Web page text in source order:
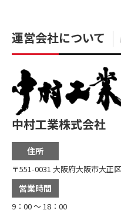
運営会社について
中村工業株式会社
住所
〒551-0031 大阪府大阪市大正
営業時間
9：00 ～ 18：00